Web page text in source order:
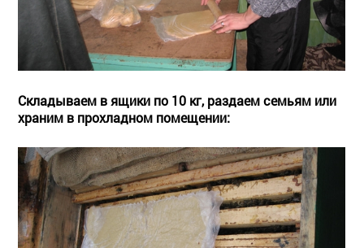
Складываем в ящики по 10 кг, раздаем семьям или
храним в прохладном помещении: